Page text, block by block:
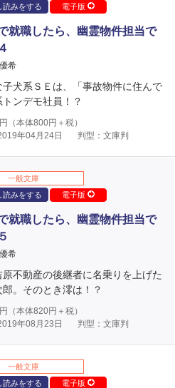
読みをする
電子版
就職したら、幽霊物件担当で
希
子犬系ＳＥは、「事故物件に住んで
ンデモ社員！？
円（本体800円＋税）
年04月24日
判型：文庫判
一般文庫
読みをする
電子版
就職したら、幽霊物件担当で
希
原不動産の後継者に名乗りを上げた
。そのとき澪は！？
円（本体820円＋税）
年08月23日
判型：文庫判
一般文庫
読みをする
電子版